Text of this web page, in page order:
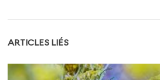
ARTICLES LIÉS